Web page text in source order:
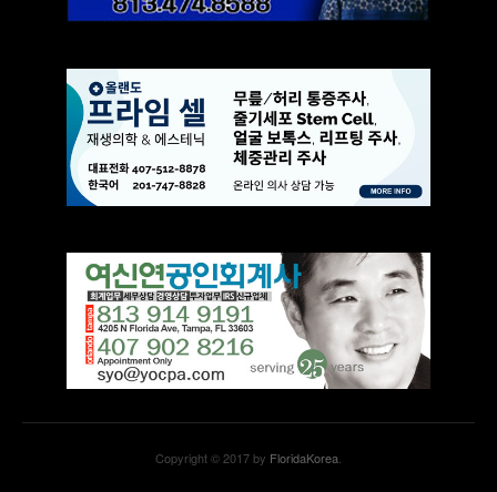
Copyright © 2017 by FloridaKorea